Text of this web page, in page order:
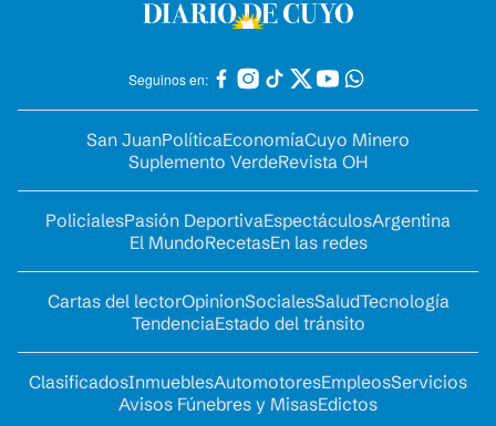
Seguinos en:
San JuanPolíticaEconomíaCuyo Minero
Suplemento VerdeRevista OH
PolicialesPasión DeportivaEspectáculosArgentina
El MundoRecetasEn las redes
Cartas del lectorOpinionSocialesSaludTecnología
TendenciaEstado del tránsito
ClasificadosInmueblesAutomotoresEmpleosServicios
Avisos Fúnebres y MisasEdictos